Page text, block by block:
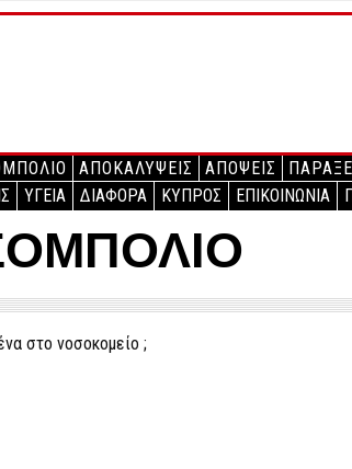
ΑΠΟΚΑΛΥΨΕΙΣ ΑΠΟΨΕΙΣ
ΥΓΕΙΑ ΔΙΑΦΟΡΑ ΚΥΠΡΟΣ ΕΠΙΚΟΙΝΩΝΙΑ